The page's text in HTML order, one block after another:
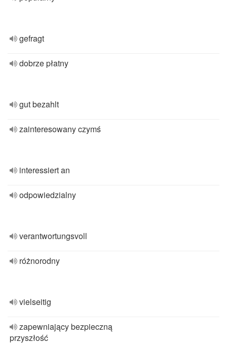
gefragt
dobrze płatny
gut bezahlt
zainteresowany czymś
interessiert an
odpowiedzialny
verantwortungsvoll
różnorodny
vielseitig
zapewniający bezpieczną
przyszłość